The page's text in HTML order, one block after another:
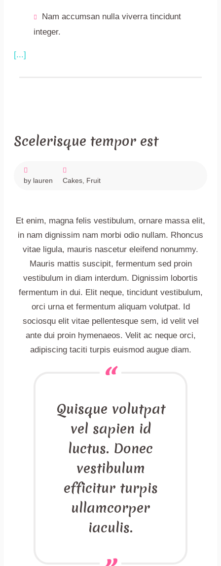
Nam accumsan nulla viverra tincidunt
integer.
[...]
December
4, 2017
Scelerisque tempor est
by lauren Cakes Fruit
Et enim, magna felis vestibulum, ornare massa elit,
in nam dignissim nam morbi odio nullam. Rhoncus
vitae ligula, mauris nascetur eleifend nonummy.
Mauris mattis suscipit, fermentum sed proin
vestibulum in diam interdum. Dignissim lobortis
fermentum in dui. Elit neque, tincidunt vestibulum,
orci urna et fermentum aliquam volutpat. Id
sociosqu elit vitae pellentesque sem, id velit vel
ante dui proin hymenaeos. Velit ac neque orci,
adipiscing taciti turpis euismod augue diam.
Quisque volutpat
vel sapien id
luctus. Donec
vestibulum
efficitur turpis
ullamcorper
iaculis.